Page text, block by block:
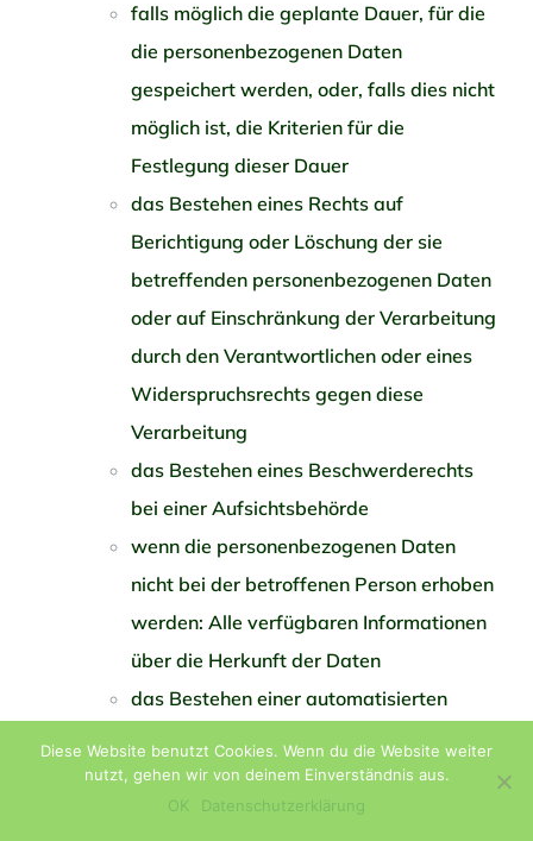
falls möglich die geplante Dauer, für die
die personenbezogenen Daten
gespeichert werden, oder, falls dies nicht
möglich ist, die Kriterien für die
Festlegung dieser Dauer
das Bestehen eines Rechts auf
Berichtigung oder Löschung der sie
betreffenden personenbezogenen Daten
oder auf Einschränkung der Verarbeitung
durch den Verantwortlichen oder eines
Widerspruchsrechts gegen diese
Verarbeitung
das Bestehen eines Beschwerderechts
bei einer Aufsichtsbehörde
wenn die personenbezogenen Daten
nicht bei der betroffenen Person erhoben
werden: Alle verfügbaren Informationen
über die Herkunft der Daten
das Bestehen einer automatisierten
Profiling gemäß Artikel 22 Abs.1 und 4
DS-GVO und — zumindest in diesen
Diese Website benutzt Cookies. Wenn du die Website weiter
nutzt, gehen wir von deinem Einverständnis aus.
OK
Datenschutzerklärung